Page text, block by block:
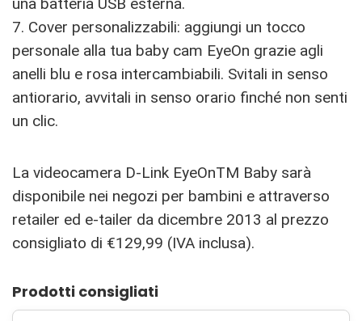
una batteria USB esterna.
7. Cover personalizzabili: aggiungi un tocco
personale alla tua baby cam EyeOn grazie agli
anelli blu e rosa intercambiabili. Svitali in senso
antiorario, avvitali in senso orario finché non senti
un clic.
La videocamera D-Link EyeOnTM Baby sarà
disponibile nei negozi per bambini e attraverso
retailer ed e-tailer da dicembre 2013 al prezzo
consigliato di €129,99 (IVA inclusa).
Prodotti consigliati